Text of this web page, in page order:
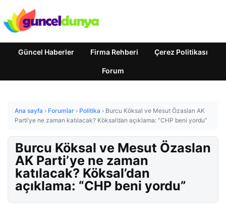
Güncel Haberler Firma Rehberi Çerez Politikası
Forum
Ana sayfa › Forumlar › Politika › Burcu Köksal ve Mesut Özaslan AK
Parti’ye ne zaman katılacak? Köksal’dan açıklama: “CHP beni yordu”
Burcu Köksal ve Mesut Özaslan
AK Parti’ye ne zaman
katılacak? Köksal’dan
açıklama: “CHP beni yordu”